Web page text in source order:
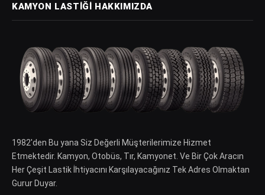
KAMYON LASTIĞI HAKKIMIZDA
1982′den Bu yana Siz Değerli Müşterilerimize Hizmet
Etmektedir. Kamyon, Otobüs, Tır, Kamyonet. Ve Bir Çok Aracın
Her Çeşit Lastik İhtiyacını Karşılayacağınız Tek Adres Olmaktan
Gurur Duyar.